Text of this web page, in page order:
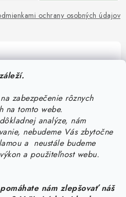
zabezpečenie rôznych
na tomto webe.
analýze, nám
nebudeme Vás zbytočne
a neustále budeme
a použiteľnost webu.
nám zlepšovať náš
ochrany osobných údajov
s výberom
poradiť? Sme tu pre vás!
@kurin.sk